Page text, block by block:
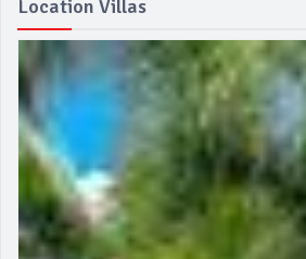
Location Villas